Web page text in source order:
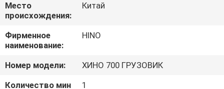
ПУТЕШЕСТВИЕ
ФАБРИКИ
ПРОВЕРКА
КАЧЕСТВА
Место
происхождения:
Китай
Фирменное
наименование:
HINO
Номер модели:
ХИНО 700 ГРУЗОВИК
Количество мин
1